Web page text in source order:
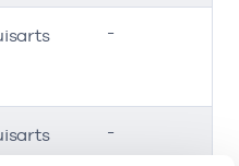
-
-